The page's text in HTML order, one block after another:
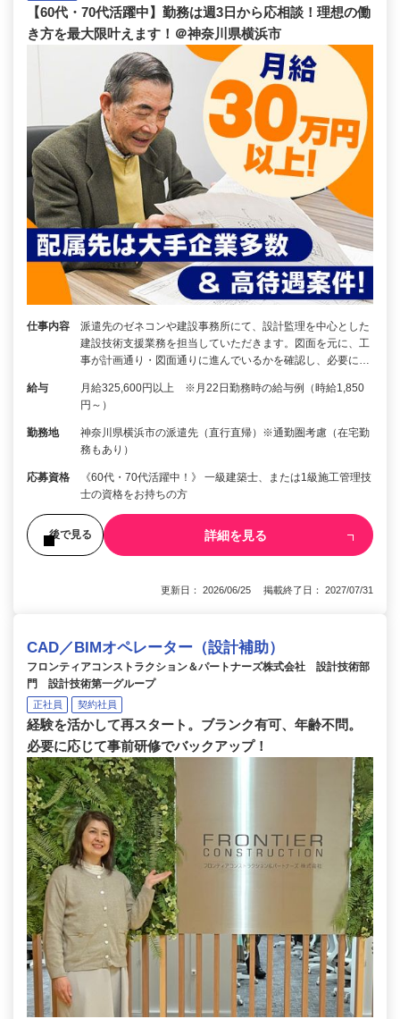
【60代・70代活躍中】勤務は週3日から応相談！理想の働
き方を最大限叶えます！＠神奈川県横浜市
仕事内容
派遣先のゼネコンや建設事務所にて、設計監理を中心とした
建設技術支援業務を担当していただきます。図面を元に、工
事が計画通り・図面通りに進んでいるかを確認し、必要に…
給与
月給325,600円以上 ※月22日勤務時の給与例（時給1,850
円～）
勤務地
神奈川県横浜市の派遣先（直行直帰）※通勤圏考慮（在宅勤
務もあり）
応募資格
《60代・70代活躍中！》 一級建築士、または1級施工管理技
士の資格をお持ちの方
後で見る 詳細を見る
更新日： 2026/06/25 掲載終了日： 2027/07/31
CAD／BIMオペレーター（設計補助）
フロンティアコンストラクション＆パートナーズ株式会社 設計技術部
門 設計技術第一グループ
正社員 契約社員
経験を活かして再スタート。ブランク有可、年齢不問。
必要に応じて事前研修でバックアップ！